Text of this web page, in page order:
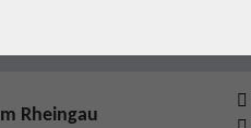
Rheingau